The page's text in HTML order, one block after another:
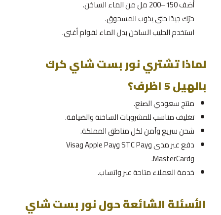
أضف 150–200 مل من الماء الساخن.
حرّك جيدًا حتى يذوب المسحوق.
استخدم الحليب الساخن بدل الماء لقوام أغنى.
لماذا تشتري نور بست شاي كرك
بالهيل 5 اظرف؟
منتج سعودي الصنع.
تغليف مناسب للمشروبات الساخنة والضيافة.
شحن سريع وآمن لكل مناطق المملكة.
دفع عبر مدى وSTC Pay وApple Pay وVisa
وMasterCard.
خدمة العملاء متاحة عبر واتساب.
الأسئلة الشائعة حول نور بست شاي